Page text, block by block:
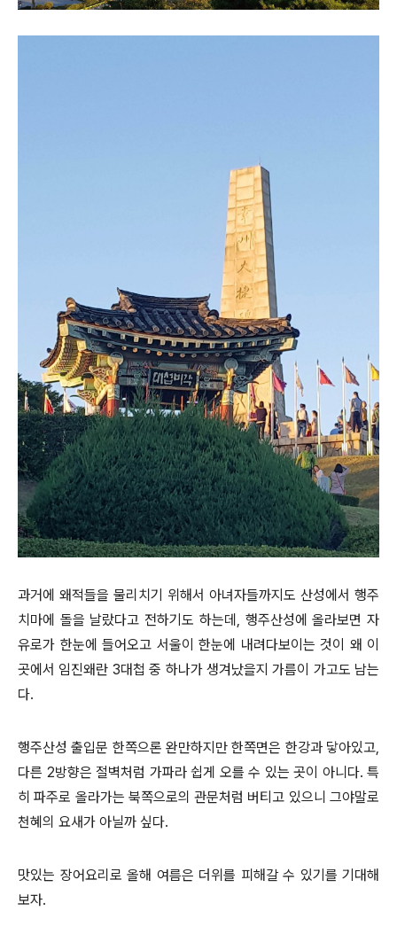
과거에 왜적들을 물리치기 위해서 아녀자들까지도 산성에서 행주
치마에 돌을 날랐다고 전하기도 하는데, 행주산성에 올라보면 자
유로가 한눈에 들어오고 서울이 한눈에 내려다보이는 것이 왜 이
곳에서 임진왜란 3대첩 중 하나가 생겨났을지 가름이 가고도 남는
다.
행주산성 출입문 한쪽으론 완만하지만 한쪽면은 한강과 닿아있고,
다른 2방향은 절벽처럼 가파라 쉽게 오를 수 있는 곳이 아니다. 특
히 파주로 올라가는 북쪽으로의 관문처럼 버티고 있으니 그야말로
천혜의 요새가 아닐까 싶다.
맛있는 장어요리로 올해 여름은 더위를 피해갈 수 있기를 기대해
보자.